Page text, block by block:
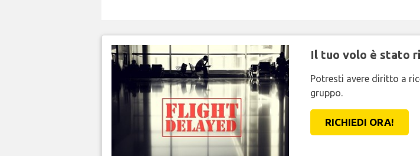
Il tuo volo è stato
Potresti avere diritto a
gruppo.
RICHIEDI ORA!